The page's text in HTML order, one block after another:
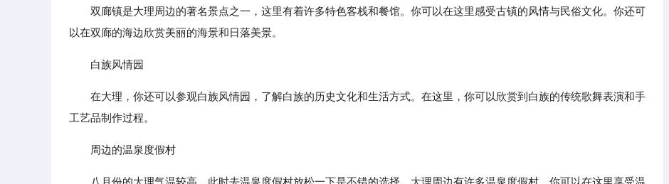
双廊镇是大理周边的著名景点之一，这里有着许多特色客栈和餐馆。你可以在这里感受古镇的风情与民俗文化。你还可
以在双廊的海边欣赏美丽的海景和日落美景。
白族风情园
在大理，你还可以参观白族风情园，了解白族的历史文化和生活方式。在这里，你可以欣赏到白族的传统歌舞表演和手
工艺品制作过程。
周边的温泉度假村
八月份的大理气温较高，此时去温泉度假村放松一下是不错的选择。大理周边有许多温泉度假村，你可以在这里享受温